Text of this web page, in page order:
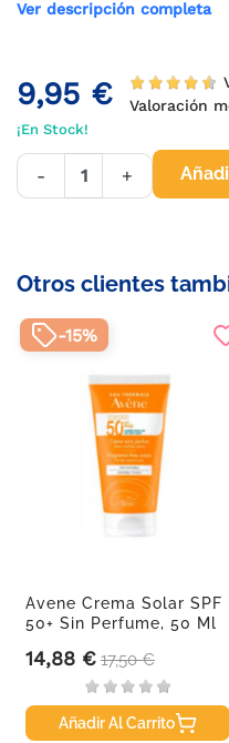
Ver descripción completa
9,95 €
Valoración
¡En Stock!
- +
Otros clientes
Avene Crema Solar SPF
50+ Sin Perfume, 50 Ml
Precio
14,88 € Precio base
17,50 €
Añadir Al Carrito
-15%